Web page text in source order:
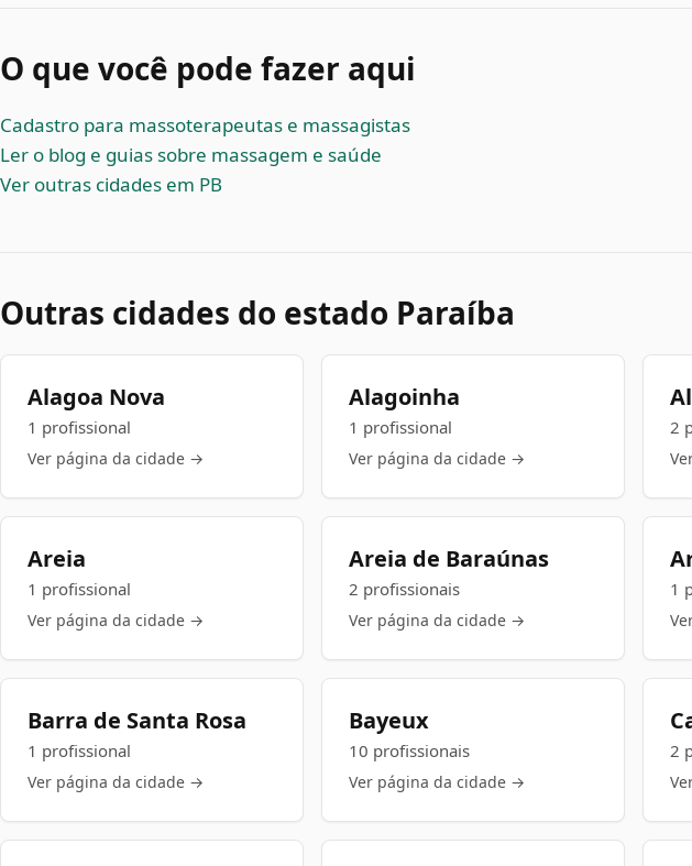
O que você pode fazer aqui
Cadastro para massoterapeutas e massagistas
Ler o blog e guias sobre massagem e saúde
Ver outras cidades em PB
Outras cidades do estado Paraíba
Alagoa Nova
1 profissional
Ver página da cidade →
Alagoinha
1 profissional
Ver página da cidade →
2
Areia
1 profissional
Ver página da cidade →
Areia de Baraúnas
2 profissionais
Ver página da cidade →
1
Barra de Santa Rosa
1 profissional
Ver página da cidade →
Bayeux
10 profissionais
Ver página da cidade →
2